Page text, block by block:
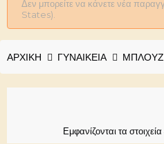
Δεν μπορείτε να κάνετε νέα
States).
ΑΡΧΙΚΉ ΓΥΝΑΙΚΕΊΑ
Εμφανίζονται τα